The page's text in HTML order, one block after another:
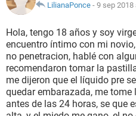
SEXUALIDAD
GLOSARIO
LilianaPonce - 9 sep 2018
Hola, tengo 18 años y soy
encuentro íntimo con mi
no penetracion, hablé con
recomendaron tomar la
me dijeron que el líquido pre
quedar embarazada, me
antes de las 24 horas, se que